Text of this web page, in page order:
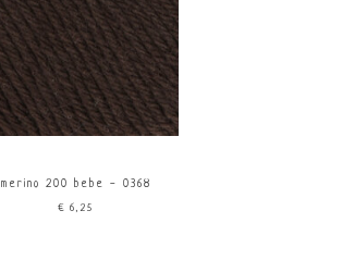
merino 200 bebe - 0368
€6,25